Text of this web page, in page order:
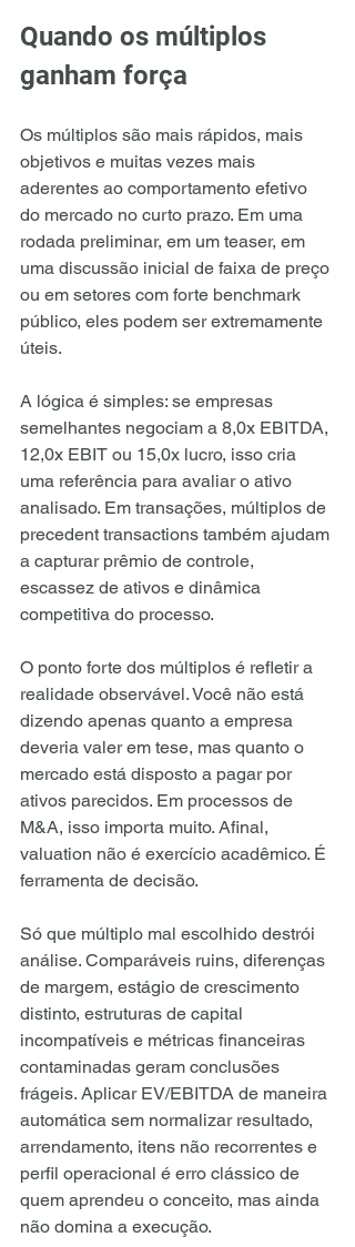
Quando os múltiplos
ganham força
Os múltiplos são mais rápidos, mais
objetivos e muitas vezes mais
aderentes ao comportamento efetivo
do mercado no curto prazo. Em uma
rodada preliminar, em um teaser, em
uma discussão inicial de faixa de preço
ou em setores com forte benchmark
público, eles podem ser extremamente
úteis.
A lógica é simples: se empresas
semelhantes negociam a 8,0x EBITDA,
12,0x EBIT ou 15,0x lucro, isso cria
uma referência para avaliar o ativo
analisado. Em transações, múltiplos de
precedent transactions também ajudam
a capturar prêmio de controle,
escassez de ativos e dinâmica
competitiva do processo.
O ponto forte dos múltiplos é refletir a
realidade observável. Você não está
dizendo apenas quanto a empresa
deveria valer em tese, mas quanto o
mercado está disposto a pagar por
ativos parecidos. Em processos de
M&A, isso importa muito. Afinal,
valuation não é exercício acadêmico. É
ferramenta de decisão.
Só que múltiplo mal escolhido destrói
análise. Comparáveis ruins, diferenças
de margem, estágio de crescimento
distinto, estruturas de capital
incompatíveis e métricas financeiras
contaminadas geram conclusões
frágeis. Aplicar EV/EBITDA de maneira
automática sem normalizar resultado,
arrendamento, itens não recorrentes e
perfil operacional é erro clássico de
quem aprendeu o conceito, mas ainda
não domina a execução.